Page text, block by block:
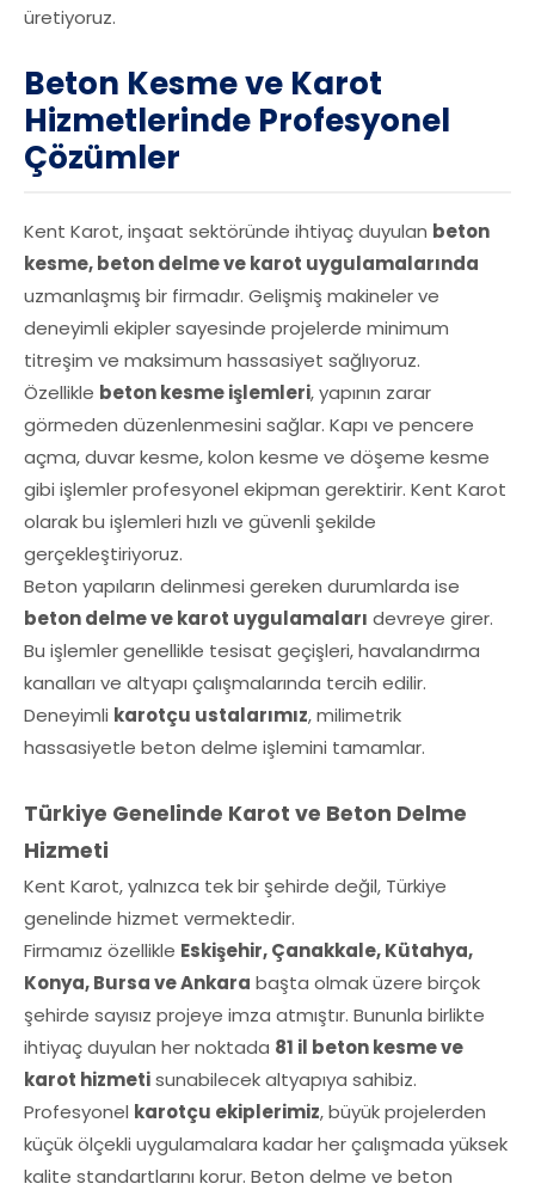
üretiyoruz.
Beton Kesme ve Karot
Hizmetlerinde Profesyonel
Çözümler
Kent Karot, inşaat sektöründe ihtiyaç duyulan beton
kesme, beton delme ve karot uygulamalarında
uzmanlaşmış bir firmadır. Gelişmiş makineler ve
deneyimli ekipler sayesinde projelerde minimum
titreşim ve maksimum hassasiyet sağlıyoruz.
Özellikle beton kesme işlemleri, yapının zarar
görmeden düzenlenmesini sağlar. Kapı ve pencere
açma, duvar kesme, kolon kesme ve döşeme kesme
gibi işlemler profesyonel ekipman gerektirir. Kent Karot
olarak bu işlemleri hızlı ve güvenli şekilde
gerçekleştiriyoruz.
Beton yapıların delinmesi gereken durumlarda ise
beton delme ve karot uygulamaları devreye girer.
Bu işlemler genellikle tesisat geçişleri, havalandırma
kanalları ve altyapı çalışmalarında tercih edilir.
Deneyimli karotçu ustalarımız, milimetrik
hassasiyetle beton delme işlemini tamamlar.
Türkiye Genelinde Karot ve Beton Delme
Hizmeti
Kent Karot, yalnızca tek bir şehirde değil, Türkiye
genelinde hizmet vermektedir.
Firmamız özellikle Eskişehir, Çanakkale, Kütahya,
Konya, Bursa ve Ankara başta olmak üzere birçok
şehirde sayısız projeye imza atmıştır. Bununla birlikte
ihtiyaç duyulan her noktada 81 il beton kesme ve
karot hizmetisunabilecek altyapıya sahibiz.
Profesyonel karotçu ekiplerimiz, büyük projelerden
küçük ölçekli uygulamalara kadar her çalışmada yüksek
kalite standartlarını korur. Beton delme ve beton